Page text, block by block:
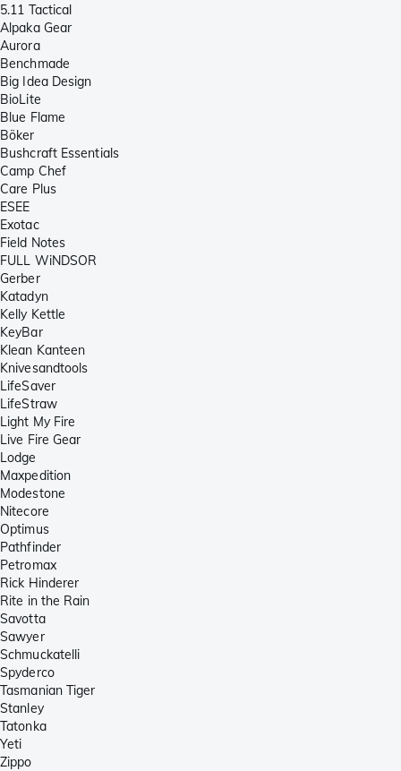
5.11 Tactical
Alpaka Gear
Aurora
Benchmade
Big Idea Design
BioLite
Blue Flame
Böker
Bushcraft Essentials
Camp Chef
Care Plus
ESEE
Exotac
Field Notes
FULL WiNDSOR
Gerber
Katadyn
Kelly Kettle
KeyBar
Klean Kanteen
Knivesandtools
LifeSaver
LifeStraw
Light My Fire
Live Fire Gear
Lodge
Maxpedition
Modestone
Nitecore
Optimus
Pathfinder
Petromax
Rick Hinderer
Rite in the Rain
Savotta
Sawyer
Schmuckatelli
Spyderco
Tasmanian Tiger
Stanley
Tatonka
Yeti
Zippo